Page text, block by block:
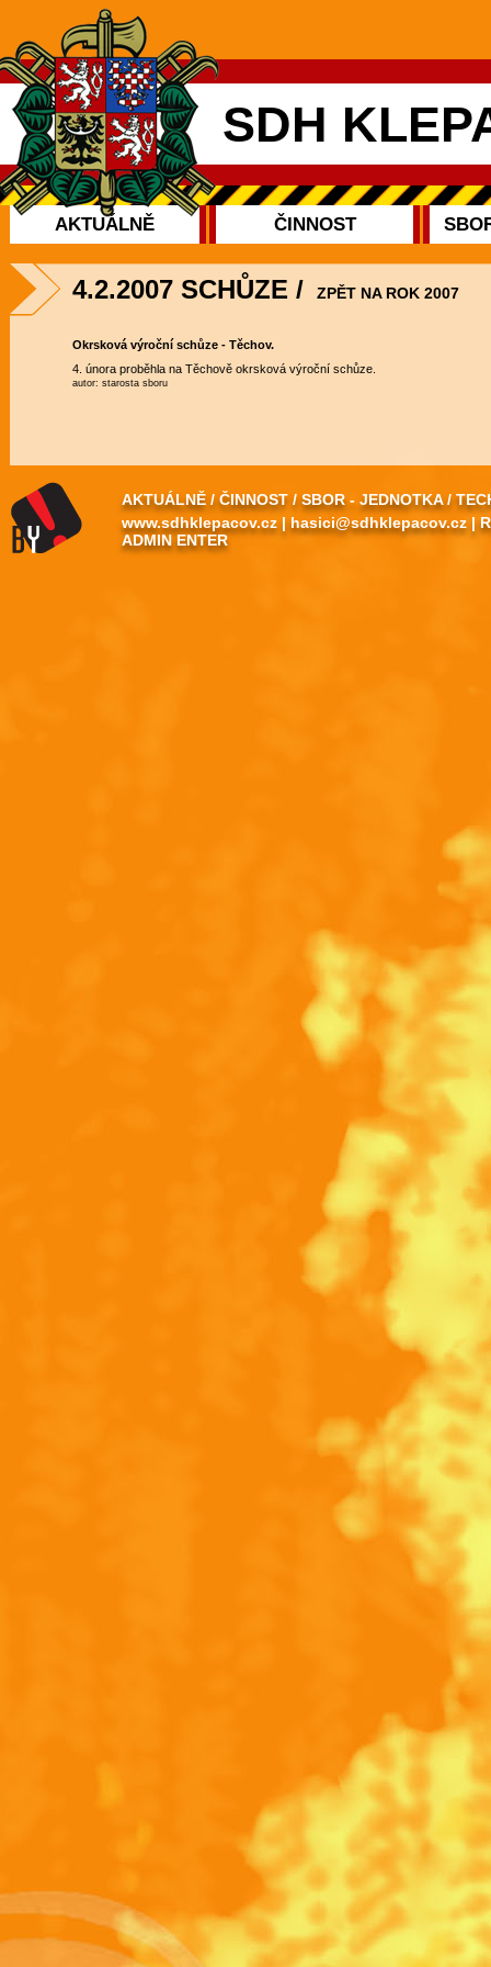
SDH
AKTUÁLNĚ ČINNOST
4.2.2007 SCHŮZE / ZPĚT NA ROK 2007
Okrsková výroční schůze - Těchov.
4. února proběhla na Těchově okrsková výroční schůze.
autor: starosta sboru
AKTUÁLNĚ /ČINNOST /SBOR - JEDNOTKA/
www.sdhklepacov.cz |hasici@sdhklepacov.cz |
ADMIN ENTER